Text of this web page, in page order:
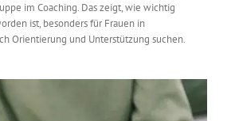
im Coaching. Das zeigt, wie wichtig
ist, besonders für Frauen in
Orientierung und Unterstützung suchen.